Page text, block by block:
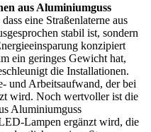
aus Aluminiumguss
eine Straßenlaterne aus
stabil ist, sondern
konzipiert
ein geringes Gewicht hat,
die Installationen.
und Arbeitsaufwand, der bei
wird. Noch wertvoller ist die
Aluminiumguss
Lampen ergänzt wird, die